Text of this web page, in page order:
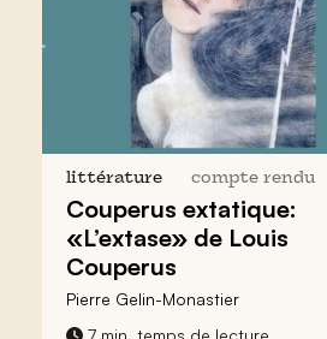
littérature compte rendu
Couperus extatique:
«L’extase» de Louis
Couperus
Pierre Gelin-Monastier
7 min. temps de lecture